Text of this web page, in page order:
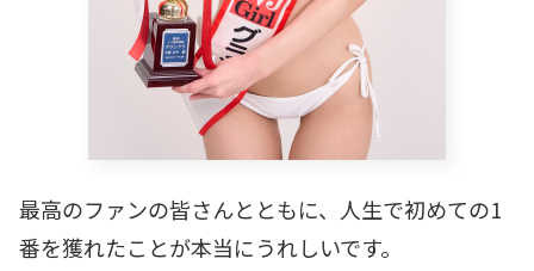
最高のファンの皆さんとともに、人生で初めての1
番を獲れたことが本当にうれしいです。